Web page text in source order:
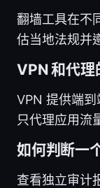
翻墙工具在不
估当地法规并
VPN 和代理
VPN 提供端
只代理应用流
如何判断一
查看独立审计